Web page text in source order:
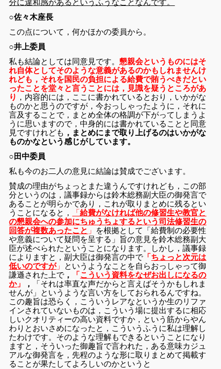
分に違和感があるというふうなことなんです。
○佐々木座長
この点について，何かほかの委員から。
○井上委員
私も結論としては同意見です。懇親会というものにはそ
れ自体としてそのような意義があるのかもしれませんけ
れども， それを国民の負担による給費で賄うべきだとい
ったことを堂々と言うことには，見識を疑うところがあ
り ，内容的には，ここに書かれているとおり，いかがな
ものかと思うのですが，今おっしゃったように，それに
言及することで，まとめ全体の格調が下がってしまうよ
うに思いますので，中身的には書かれていることと同意
見ですけれども ，まとめにまで取り上げるのはいかがな
ものかなという感じがしています。
○田中委員
私も今のお二人の意見に結論は賛成でございます。
賛成の理由がちょっとまた違うんですけれども，この部
分というのは，議事録からは鈴木総務副大臣の御発言で
あることが明らかであり，これが取りまとめに残るとい
うことになると，
「給費がなければ他の修習生や教官と
の懇親会への参加にちゅうちょするという司法修習生の
回答が複数あったこと 」 を根拠として「給費制の必要性
や意義について疑問を呈する」旨の意見を鈴木総務副大
臣が述べられたということになります。しかし，議事録
によりますと，副大臣は御発言の中で「 ちょっと次元は
低いのですが」 というようなことを自らおっしゃって御
謙遜された上で， 「 こういう資料をなぜお出しになるの
か」 ，
「それは率直な声だからと言えばそうかもしれま
せんが」というような言い方をしておられるんですね。
この趣旨は恐らく，こういうレアなというか生のリファ
インされていないものは，こういう場に提出するに相応
しいクオリティーの高い資料ですか，という筋からやん
わりとおいさめになったと，こういうふうに私は理解し
たわけです。そのような理解もできるということになり
ますと，そういった御趣旨で言われた，ある意味カジュ
アルな御発言を，先程のような形に取りまとめて掲載す
ることが果たしてよろしいのかというと